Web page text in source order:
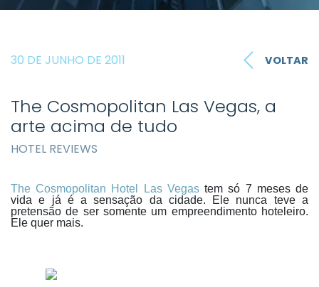
30 DE JUNHO DE 2011 VOLTAR
The Cosmopolitan Las Vegas, a
arte acima de tudo
HOTEL REVIEWS
The Cosmopolitan Hotel Las Vegastem só 7 meses de
vida e já é a sensação da cidade. Ele nunca teve a
pretensão de ser somente um empreendimento hoteleiro.
Ele quer mais.